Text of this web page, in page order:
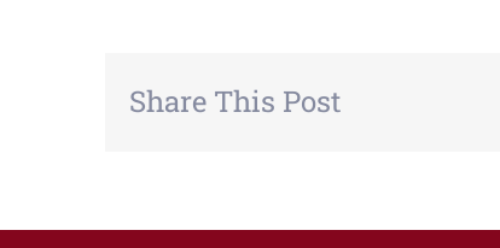
Share This Post